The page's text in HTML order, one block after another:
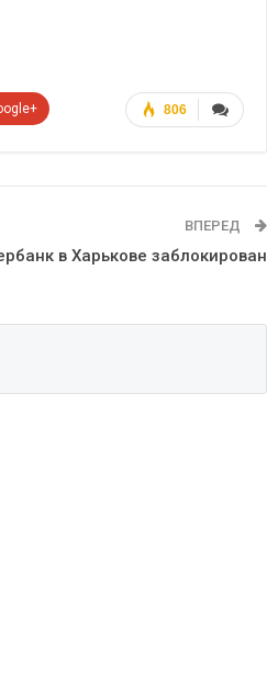
806
ВПЕРЕД
в Харькове заблокирован